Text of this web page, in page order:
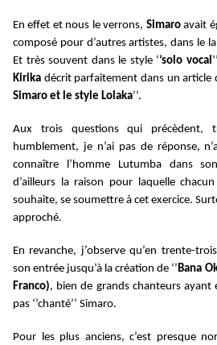
En effet et nous le verrons, Simaroavait
composé pour d’autres artistes, dans le
Et très souvent dans le style ‘’solo vocal
Kirika décrit parfaitement dans un article
Simaro et le style Lolaka’’.
Aux trois questions qui précèdent,
humblement, je n’ai pas de réponse,
connaître l’homme Lutumba dans
d’ailleurs la raison pour laquelle
souhaite, se soumettre à cet exercice.
approché.
En revanche, j’observe qu’en trente-
son entrée jusqu’à la création de ‘’Bana
Franco), bien de grands chanteurs ayant
pas ‘’chanté’’ Simaro.
Pour les plus anciens, c’est presque